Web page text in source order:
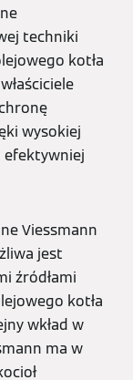
techniki
kotła
wysokiej
efektywniej
Viessmann
jest
źródłami
kotła
wkład w
ma w